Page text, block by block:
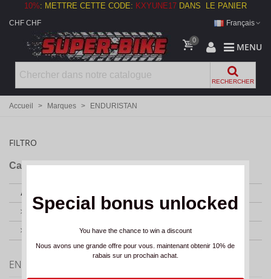
Special bonus unlocked
You have the chance to win a discount
Nous avons une grande offre pour vous. maintenant obtenir 10% de
rabais sur un prochain achat.
10%: METTRE CETTE CODE: KXYUNE17 DANS LE PANIER
CHF CHF Français
0
MENU
RECHERCHER
Accueil > Marques > ENDURISTAN
FILTRO
Catégories
ACCESSOIRES MOTO
SACS (1)
(1)
ENDURISTAN